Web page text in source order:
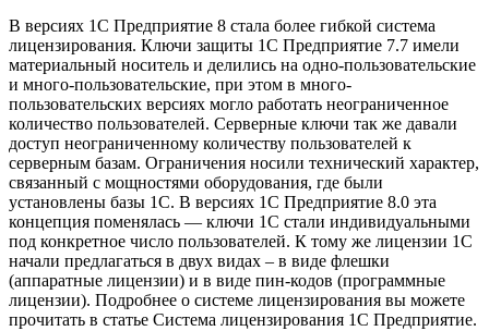
В версиях 1С Предприятие 8 стала более гибкой система
лицензирования. Ключи защиты 1С Предприятие 7.7 имели
материальный носитель и делились на одно-пользовательские
и много-пользовательские, при этом в много-
пользовательских версиях могло работать неограниченное
количество пользователей. Серверные ключи так же давали
доступ неограниченному количеству пользователей к
серверным базам. Ограничения носили технический характер,
связанный с мощностями оборудования, где были
установлены базы 1С. В версиях 1С Предприятие 8.0 эта
концепция поменялась — ключи 1С стали индивидуальными
под конкретное число пользователей. К тому же лицензии 1С
начали предлагаться в двух видах – в виде флешки
(аппаратные лицензии) и в виде пин-кодов (программные
лицензии). Подробнее о системе лицензирования вы можете
прочитать в статье Система лицензирования 1С Предприятие.